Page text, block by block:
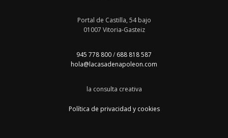
Portal de Castilla, 54 bajo
01007 Vitoria-Gasteiz
945 778 800/ 688 818 587
hola@lacasadenapoleon.com
la consulta creativa
Política de privacidad y cookies